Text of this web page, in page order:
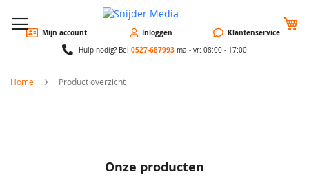
Mijn account Inloggen Klantenservice
Hulp nodig? Bel 0527-687993 ma - vr: 08:00 - 17:00
Home Product overzicht
Onze producten